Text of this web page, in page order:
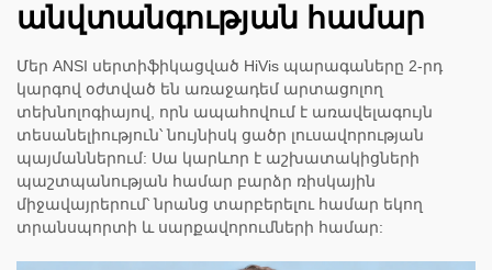
անվտանգության համար
Մեր ANSI սերտիֆիկացված HiVis պարագաները 2-րդ
կարգով օժտված են առաջադեմ արտացոլող
տեխնոլոգիայով, որն ապահովում է առավելագույն
տեսանելիություն՝ նույնիսկ ցածր լուսավորության
պայմաններում: Սա կարևոր է աշխատակիցների
պաշտպանության համար բարձր ռիսկային
միջավայրերում՝ նրանց տարբերելու համար եկող
տրանսպորտի և սարքավորումների համար: